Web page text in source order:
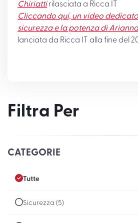
Chiriattirilasciata a Ricca IT
Cliccando qui, un video
sicurezza e la potenza di Arianna
lanciata da Ricca IT alla fine del
Filtra Per
CATEGORIE
Tutte
Sicurezza (5)